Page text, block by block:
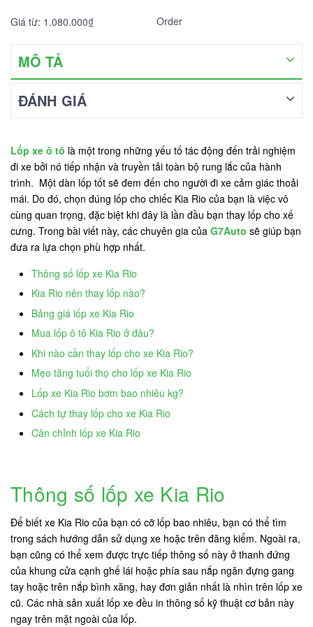
Giá từ: 1.080.000₫ Order
MÔ TẢ
ĐÁNH GIÁ
Lốp xe ô tô là một trong những yếu tố tác động đến trải nghiệm
đi xe bởi nó tiếp nhận và truyền tải toàn bộ rung lắc của hành
trình. Một dàn lốp tốt sẽ đem đến cho người đi xe cảm giác thoải
mái. Do đó, chọn đúng lốp cho chiếc Kia Rio của bạn là việc vô
cùng quan trọng, đặc biệt khi đây là lần đầu bạn thay lốp cho xế
cưng. Trong bài viết này, các chuyên gia của G7Auto sẽ giúp bạn
đưa ra lựa chọn phù hợp nhất.
Thông số lốp xe Kia Rio
Kia Rio nên thay lốp nào?
Bảng giá lốp xe Kia Rio
Mua lốp ô tô Kia Rio ở đâu?
Khi nào cần thay lốp cho xe Kia Rio?
Mẹo tăng tuổi thọ cho lốp xe Kia Rio
Lốp xe Kia Rio bơm bao nhiêu kg?
Cách tự thay lốp cho xe Kia Rio
Cân chỉnh lốp xe Kia Rio
Thông số lốp xe Kia Rio
Để biết xe Kia Rio của bạn có cỡ lốp bao nhiêu, bạn có thể tìm
trong sách hướng dẫn sử dụng xe hoặc trên đăng kiểm. Ngoài ra,
bạn cũng có thể xem được trực tiếp thông số này ở thanh đứng
của khung cửa cạnh ghế lái hoặc phía sau nắp ngăn đựng gang
tay hoặc trên nắp bình xăng, hay đơn giản nhất là nhìn trên lốp xe
cũ. Các nhà sản xuất lốp xe đều in thông số kỹ thuật cơ bản này
ngay trên mặt ngoài của lốp.